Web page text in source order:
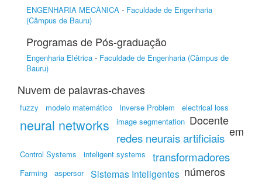
ENGENHARIA MECÂNICA - Faculdade de Engenharia
(Câmpus de Bauru)
Programas de Pós-graduação
Engenharia Elétrica - Faculdade de Engenharia (Câmpus de
Bauru)
Nuvem de palavras-chaves
fuzzy modelo matemático Inverse Problem electrical loss
neural networks image segmentation
redes neurais artificiais
Control Systems inteligent systems transformadores
Farming aspersor Sistemas Inteligentes
Docente
em
números